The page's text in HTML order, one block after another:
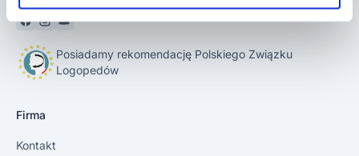
Posiadamy rekomendację Polskiego Związku
Logopedów
Firma
Kontakt